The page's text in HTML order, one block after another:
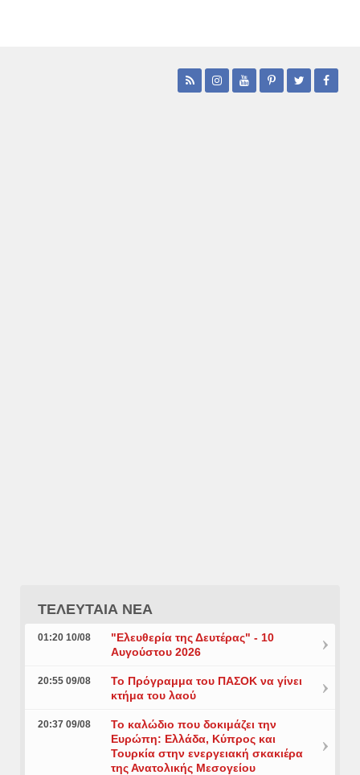
ΤΕΛΕΥΤΑΙΑ ΝΕΑ
01:20 10/08
"Ελευθερία της Δευτέρας" - 10
Αυγούστου 2026
20:55 09/08
Το Πρόγραμμα του ΠΑΣΟΚ να γίνει
κτήμα του λαού
20:37 09/08
Το καλώδιο που δοκιμάζει την
Ευρώπη: Ελλάδα, Κύπρος και
Τουρκία στην ενεργειακή σκακιέρα
της Ανατολικής Μεσογείου